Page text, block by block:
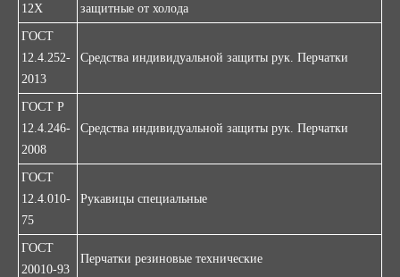
12X
защитные от холода
ГОСТ
12.4.252-
2013
Средства индивидуальной защиты рук. Перчатки
ГОСТ Р
12.4.246-
2008
Средства индивидуальной защиты рук. Перчатки
ГОСТ
12.4.010-
75
Рукавицы специальные
ГОСТ
20010-93
Перчатки резиновые технические